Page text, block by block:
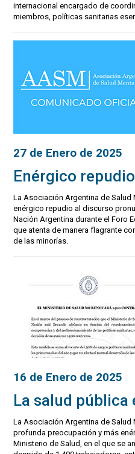
internacional encargado de
miembros, políticas sanitarias
27 de Enero de 2025
Enérgico repudio
La Asociación Argentina de Salud
enérgico repudio al discurso
Nación Argentina durante el Foro
que atenta de manera flagrante
de las minorías.
16 de Enero de 2025
La salud pública
La Asociación Argentina de Salud
profunda preocupación y más
Ministerio de Salud, en el que se